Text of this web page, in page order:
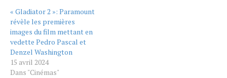
offrant un aperçu
spectaculaire de ce qui
s’annonce comme un
événement…
« Gladiator 2 »: Paramount
révèle les premières
images du film mettant en
vedette Pedro Pascal et
Denzel Washington
15 avril 2024
Dans "Cinémas"